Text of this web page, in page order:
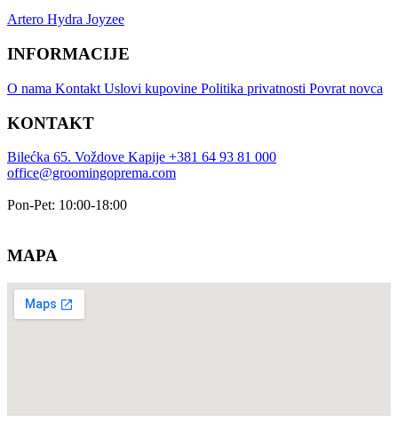
Artero Hydra Joyzee
INFORMACIJE
O nama Kontakt Uslovi kupovine Politika privatnosti Povrat novca
KONTAKT
Bilećka 65. Voždove Kapije +381 64 93 81 000
office@groomingoprema.com
Pon-Pet: 10:00-18:00
MAPA